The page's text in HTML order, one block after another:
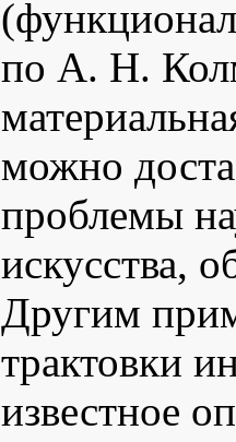
по А. Н.
можно
проблемы
искусства,
Другим
трактовки
известное